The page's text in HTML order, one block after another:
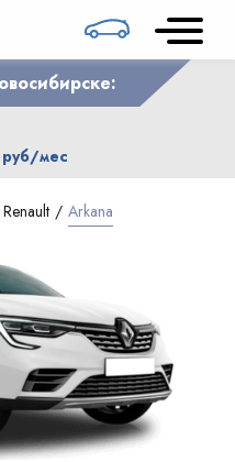
руб/мес
Renault Arkana